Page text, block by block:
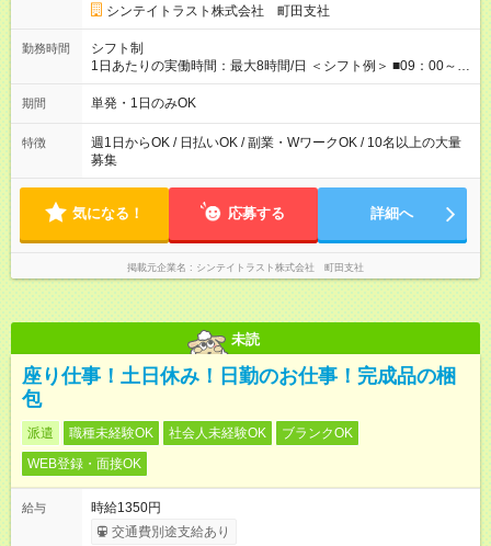
研修 ≫ 研修時の給与： 日給10，000円×3日間（24時間） ＝研
修費として合計30，000円支給 ＋交通費全額支給 ※規定あり
【試用期間】試用期間なし
シンテイトラスト株式会社 町田支社
勤務時間
シフト制
1日あたりの実働時間：最大8時間/日 ＜シフト例＞ ■09：00～
18：00 ■20：00～翌5：00 など！ 上記時間内で、 実働8時
間・休憩1時間／日
期間 単発・1日のみOK
特徴
週1日からOK / 日払いOK / 副業・WワークOK / 10名以上の大量
募集
気になる！ 応募する 詳細へ
掲載元企業名 シンテイトラスト株式会社 町田支社
未読
座り仕事！土日休み！日勤のお仕事！完成品の梱
包
派遣 職種未経験OK 社会人未経験OK
ブランクOK
WEB登録・面接OK
給与
時給1350円
交通費別途支給あり